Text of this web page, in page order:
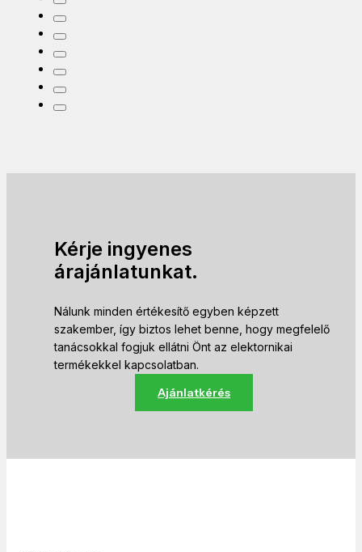
Kérje ingyenes
árajánlatunkat.
Nálunk minden értékesítő egyben képzett
szakember, így biztos lehet benne, hogy megfelelő
tanácsokkal fogjuk ellátni Önt az elektornikai
termékekkel kapcsolatban.
Ajánlatkérés